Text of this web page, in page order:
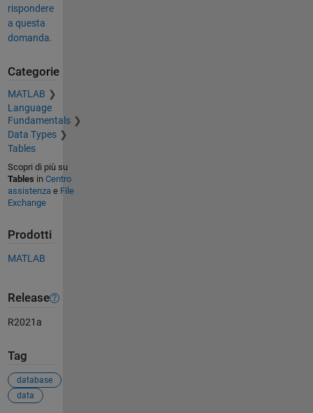
rispondere
a questa
domanda.
Categorie
MATLAB
Language
Fundamentals
Data Types
Tables
Scopri di più su
Tables in Centro
assistenzae File
Exchange
Prodotti
MATLAB
Release
R2021a
Tag
database
data